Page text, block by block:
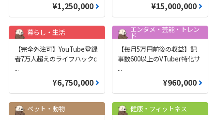
¥1,250,000 ¥15,000,000
暮らし・生活
【完全外注可】YouTube登録
者7万人超えのライフハックc
...
¥6,750,000
エンタメ・芸能・トレン
ド
【毎月5万円前後の収益】記
事数600以上のVTuber特化サ
...
¥960,000
ペット・動物
健康・フィットネス